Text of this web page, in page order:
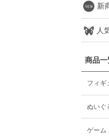
新
人
商品一
フィギ
ぬいぐ
ゲーム